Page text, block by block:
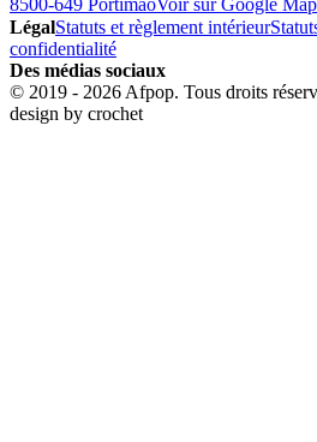
8500-649 PortimãoVoir sur Google
LégalStatuts et règlement intérieur
confidentialité
Des médias sociaux
© 2019 - 2026 Afpop. Tous droits
design by crochet